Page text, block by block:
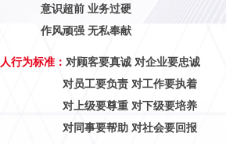
识超前 业务过硬
风顽强 无私奉献
行为标准： 对顾客要真诚 对企业要忠诚
员工要负责 对工作要执着
上级要尊重 对下级要培养
同事要帮助 对社会要回报